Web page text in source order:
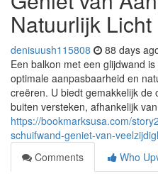
Natuurlijk Licht
denisuush115808 88 days
Een balkon met een glijdwand
optimale aanpasbaarheid en
creëren. U biedt gemakkelijk de
buiten versteken, afhankelijk van
https://bookmarksusa.com/
schuifwand-geniet-van-
Comments
Who